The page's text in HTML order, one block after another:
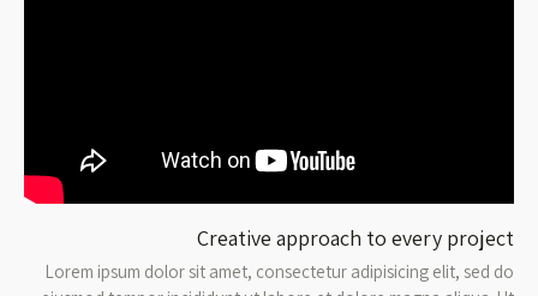
Creative approach to every project
Lorem ipsum dolor sit amet, consectetur adipisicing elit, sed do